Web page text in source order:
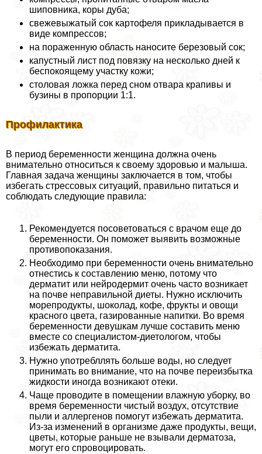
шиповника, коры дуба;
свежевыжатый сок картофеля прикладывается в
виде компрессов;
на пораженную область наносите березовый сок;
капустный лист под повязку на несколько дней к
беспокоящему участку кожи;
столовая ложка перед сном отвара крапивы и
бузины в пропорции 1:1.
Профилактика
В период беременности женщина должна очень
внимательно относиться к своему здоровью и малыша.
Главная задача женщины заключается в том, чтобы
избегать стрессовых ситуаций, правильно питаться и
соблюдать следующие правила:
Рекомендуется посоветоваться с врачом еще до
беременности. Он поможет выявить возможные
противопоказания.
Необходимо при беременности очень внимательно
отнестись к составлению меню, потому что
дерматит или нейродермит очень часто возникает
на почве неправильной диеты. Нужно исключить
морепродукты, шоколад, кофе, фрукты и овощи
красного цвета, газированные напитки. Во время
беременности дeвyшкам лучше составить меню
вместе со специалистом-диетологом, чтобы
избежать дерматита.
Нужно употрeбллять больше воды, но следует
принимать во внимание, что на почве переизбытка
жидкости иногда возникают отеки.
Чаще проводите в помещении влажную уборку, во
время беременности чистый воздух, отсутствие
пыли и аллергенов помогут избежать дерматита.
Из-за изменений в организме даже продукты, вещи,
цветы, которые раньше не взывали дерматоза,
могут его спровоцировать.